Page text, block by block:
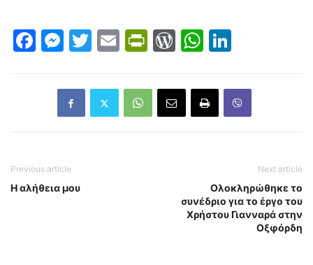
Facebook
Messenger
Twitter
EmailPrintFriendly
WordPress
WhatsApp
Previous article
Η αλήθεια μου
Next article
Ολοκληρώθηκε το
συνέδριο για το έργο του
Χρήστου Γιανναρά στην
Οξφόρδη